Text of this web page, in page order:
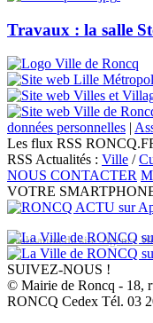
Travaux : la salle
données personnelles |
Les flux RSS
RSS Actualités : Ville /
NOUS CONTACTER
VOTRE
Réalisation du site: Agence
SUIVEZ-NOUS !
© Mairie de Roncq - 18,
RONCQ Cedex Tél. 03